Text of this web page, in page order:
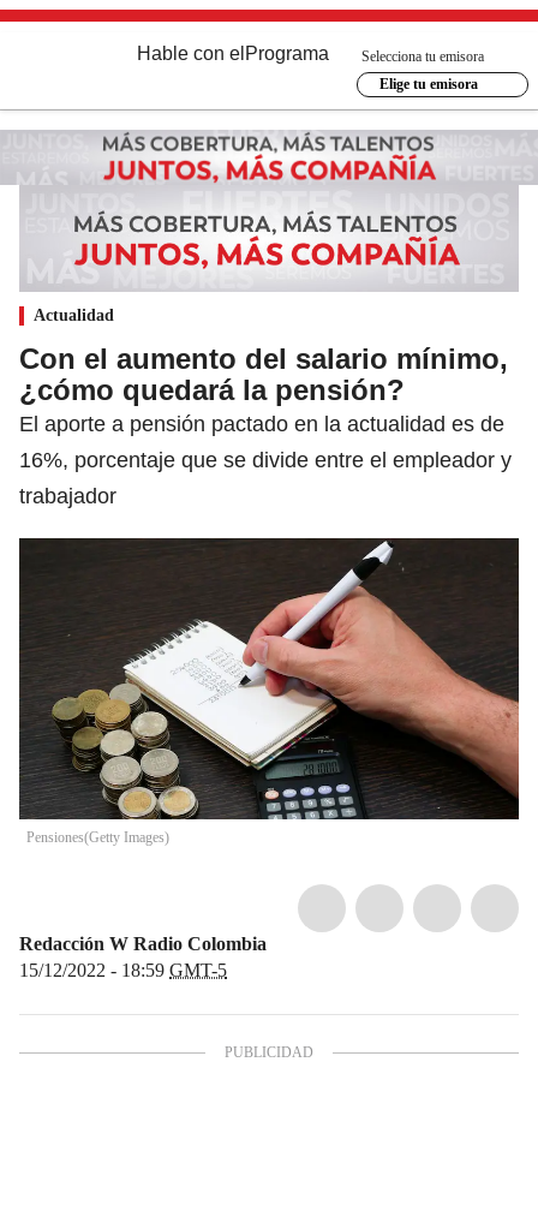
Hable con el Programa
Selecciona tu emisora
Elige tu emisora
Actualidad
Con el aumento del salario mínimo,
¿cómo quedará la pensión?
El aporte a pensión pactado en la actualidad es de
16%, porcentaje que se divide entre el empleador y
trabajador
Pensiones(Getty Images)
Redacción W Radio Colombia
15/12/2022 - 18:59 GMT-5